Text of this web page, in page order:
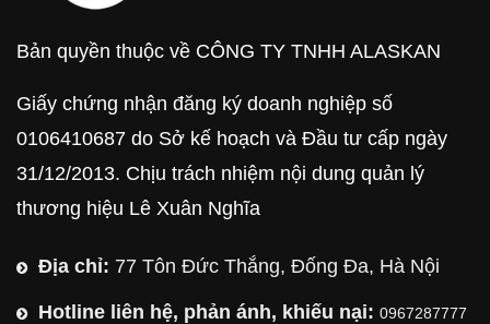
Bản quyền thuộc về CÔNG TY TNHH ALASKAN
Giấy chứng nhận đăng ký doanh nghiệp số
0106410687 do Sở kế hoạch và Đầu tư cấp ngày
31/12/2013. Chịu trách nhiệm nội dung quản lý
thương hiệu Lê Xuân Nghĩa
Địa chỉ: 77 Tôn Đức Thắng, Đống Đa, Hà Nội
Hotline liên hệ, phản ánh, khiếu nại: 0967287777